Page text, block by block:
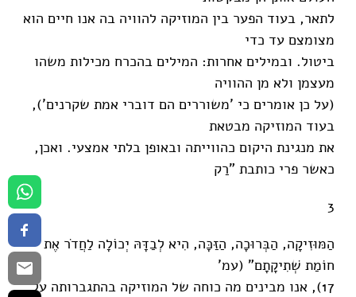
לתאר, בעוד הפער בין המוזיקה להוויה בה אנו חיים הוא
מצומצם עד כדי
ביטול. ובמילים אחרות: המילים בהכרח מכילות משהו
מעצמן ולא מן ההוויה
(על כן אומרים כי 'משוררים הם דוברי אמת שקרנים'),
בעוד המוזיקה מבטאת
את מנגינת היקום כהווייתה ובאופן בלתי אמצעי. ואכן,
כאשר פרי כותבת "רַק
3
הַמּוּזִיקָה, הַבְּרוּכָה, הַזַּכָּה, הִיא לְבַדָּהּ יְכוֹלָה לַחֲדֹר אֶת
חוֹמַת שְׁתִיקָתָם" (עמ'
17), אנו מבינים מה כוחה של המוזיקה בהתגברותה על